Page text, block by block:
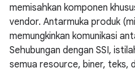
memisahkan komponen
vendor. Antarmuka produk
memungkinkan komunikasi
Sehubungan dengan SSI,
semua resource, biner, teks,